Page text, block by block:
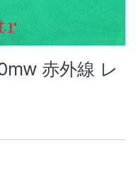
赤外線 レ